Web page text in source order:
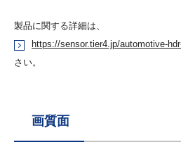
製品に関する詳細は、
https://sensor.tier4.jp/automotive-
さい。
画質面